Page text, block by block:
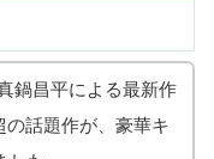
鍋昌平による最新作
の話題作が、豪華キ